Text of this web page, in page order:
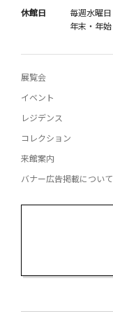
休館日
毎週水曜
年末・年
展覧会
イベント
レジデンス
コレクション
来館案内
バナー広告掲載について